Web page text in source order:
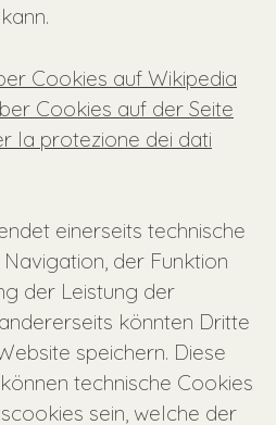
Cookies auf Wikipedia
Cookies auf der Seite
la protezione dei dati
einerseits technische
der Funktion
der Leistung der
könnten Dritte
speichern. Diese
technische Cookies
sein, welche der